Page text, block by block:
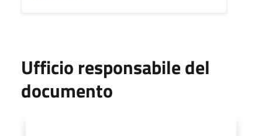
Ufficio responsabile del
documento